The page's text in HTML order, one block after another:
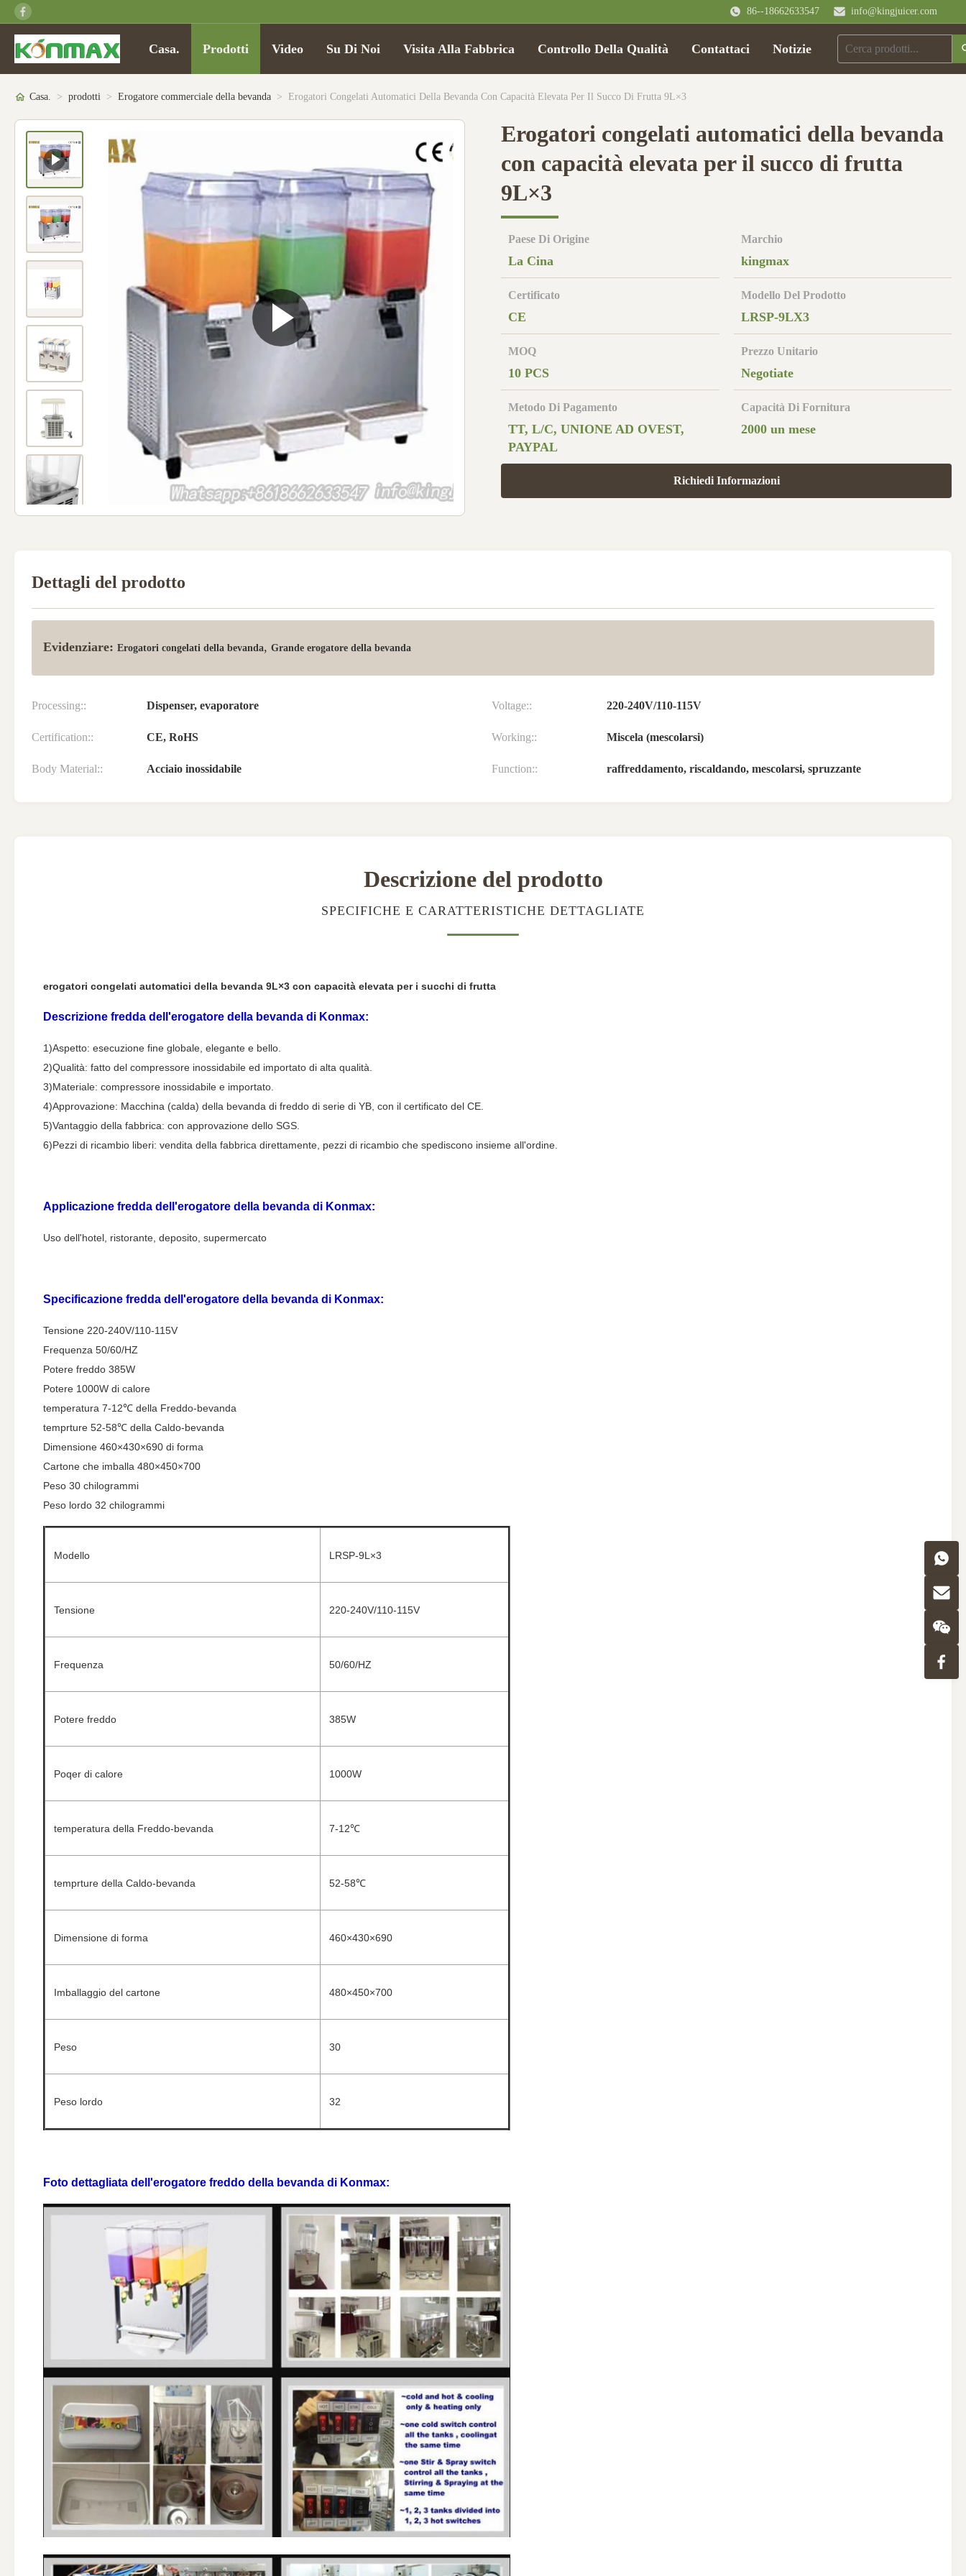
86--18662633547 info@kingjuicer.com
Casa. Prodotti Video Su Di Noi Visita Alla Fabbrica Controllo Della Qualità Contattaci Notizie
Casa. > prodotti > Erogatore commerciale della bevanda > Erogatori Congelati Automatici Della Bevanda Con Capacità Elevata Per Il Succo Di Frutta 9L×3
Erogatori congelati automatici della bevanda
con capacità elevata per il succo di frutta
9L×3
Paese Di Origine
La Cina
Marchio
kingmax
Certificato
CE
Modello Del Prodotto
LRSP-9LX3
MOQ
10 PCS
Prezzo Unitario
Negotiate
Metodo Di Pagamento
TT, L/C, UNIONE AD OVEST,
PAYPAL
Capacità Di Fornitura
2000 un mese
Richiedi Informazioni
Dettagli del prodotto
Evidenziare: Erogatori congelati della bevanda, Grande erogatore della bevanda
Processing:: Dispenser, evaporatore Voltage:: 220-240V/110-115V
Certification:: CE, RoHS Working:: Miscela (mescolarsi)
Body Material:: Acciaio inossidabile Function:: raffreddamento, riscaldando, mescolarsi, spruzzante
Descrizione del prodotto
SPECIFICHE E CARATTERISTICHE DETTAGLIATE
erogatori congelati automatici della bevanda 9L×3 con capacità elevata per i succhi di frutta
Descrizione fredda dell'erogatore della bevanda di Konmax:
1)Aspetto: esecuzione fine globale, elegante e bello.
2)Qualità: fatto del compressore inossidabile ed importato di alta qualità.
3)Materiale: compressore inossidabile e importato.
4)Approvazione: Macchina (calda) della bevanda di freddo di serie di YB, con il certificato del CE.
5)Vantaggio della fabbrica: con approvazione dello SGS.
6)Pezzi di ricambio liberi: vendita della fabbrica direttamente, pezzi di ricambio che spediscono insieme all'ordine.
Applicazione fredda dell'erogatore della bevanda di Konmax:
Uso dell'hotel, ristorante, deposito, supermercato
Specificazione fredda dell'erogatore della bevanda di Konmax:
Tensione 220-240V/110-115V
Frequenza 50/60/HZ
Potere freddo 385W
Potere 1000W di calore
temperatura 7-12℃ della Freddo-bevanda
temprture 52-58℃ della Caldo-bevanda
Dimensione 460×430×690 di forma
Cartone che imballa 480×450×700
Peso 30 chilogrammi
Peso lordo 32 chilogrammi
Modello LRSP-9L×3
Tensione 220-240V/110-115V
Frequenza 50/60/HZ
Potere freddo 385W
Poqer di calore 1000W
temperatura della Freddo-bevanda 7-12℃
temprture della Caldo-bevanda 52-58℃
Dimensione di forma 460×430×690
Imballaggio del cartone 480×450×700
Peso 30
Peso lordo 32
Foto dettagliata dell'erogatore freddo della bevanda di Konmax: